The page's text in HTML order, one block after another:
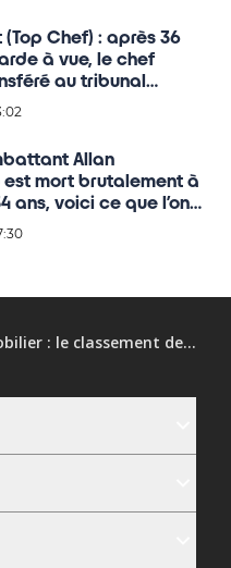
Chef) : après 36
à vue, le chef
au tribunal
tous les détails !
Allan
est mort brutalement à
ans, voici ce que l’on
Immobilier : le classement des grandes villes où les prix chutent le plus